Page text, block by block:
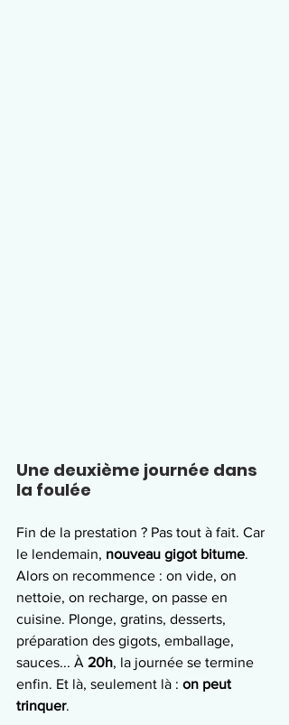
Une deuxième journée dans
la foulée
Fin de la prestation ? Pas tout à fait. Car
le lendemain, nouveau gigot bitume.
Alors on recommence : on vide, on
nettoie, on recharge, on passe en
cuisine. Plonge, gratins, desserts,
préparation des gigots, emballage,
sauces... À 20h, la journée se termine
enfin. Et là, seulement là : on peut
trinquer.